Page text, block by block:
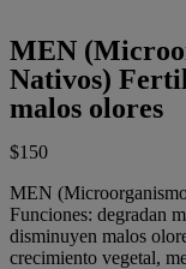
MEN
Nativos)
malos olores
$150
MEN
Funciones: degradan
disminuyen malos
crecimiento vegetal,